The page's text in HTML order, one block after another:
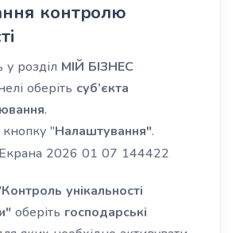
контролю
у розділ МІЙ БІЗНЕС
оберіть суб’єкта
.
кнопку "Налаштування".
Контроль унікальності
оберіть господарські